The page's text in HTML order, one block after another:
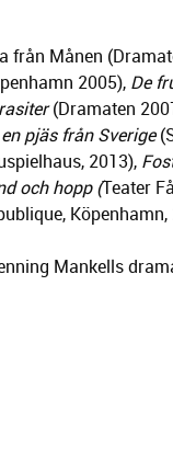
från Månen
2005), De
(Dramaten
pjäs från Sverige
2013),
och hopp (Teater
Köpenhamn,
Mankells